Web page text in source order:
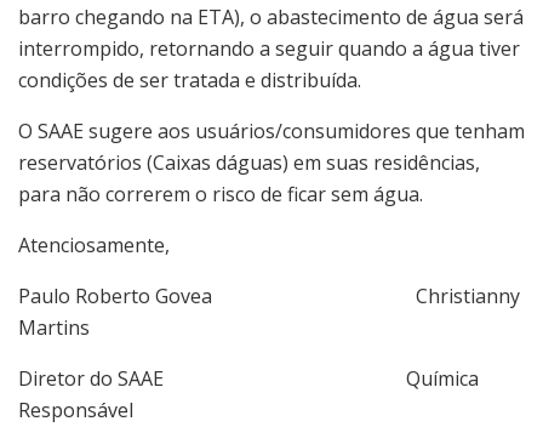
barro chegando na ETA), o abastecimento de água será
interrompido, retornando a seguir quando a água tiver
condições de ser tratada e distribuída.
O SAAE sugere aos usuários/consumidores que tenham
reservatórios (Caixas dáguas) em suas residências,
para não correrem o risco de ficar sem água.
Atenciosamente,
Paulo Roberto Govea Christianny
Martins
Diretor do SAAE Química
Responsável